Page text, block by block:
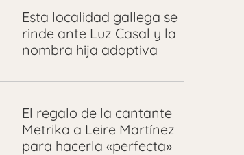
Esta localidad gallega se
rinde ante Luz Casal y la
nombra hija adoptiva
El regalo de la cantante
Metrika a Leire Martínez
para hacerla «perfecta»